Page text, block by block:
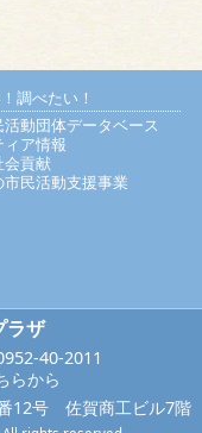
調べたい！
動団体データベース
ア情報
会貢献
民活動支援事業
ラザ
40-2011
らから
12号 佐賀商工ビル7階